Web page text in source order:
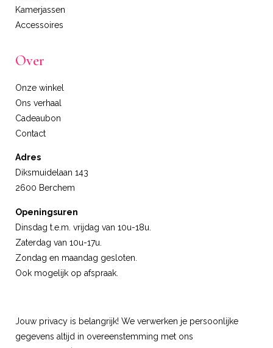
Kamerjassen
Accessoires
Over
Onze winkel
Ons verhaal
Cadeaubon
Contact
Adres
Diksmuidelaan 143
2600 Berchem
Openingsuren
Dinsdag t.e.m. vrijdag van 10u-18u.
Zaterdag van 10u-17u.
Zondag en maandag gesloten.
Ook mogelijk op afspraak.
Jouw privacy is belangrijk! We verwerken je persoonlijke
gegevens altijd in overeenstemming met ons